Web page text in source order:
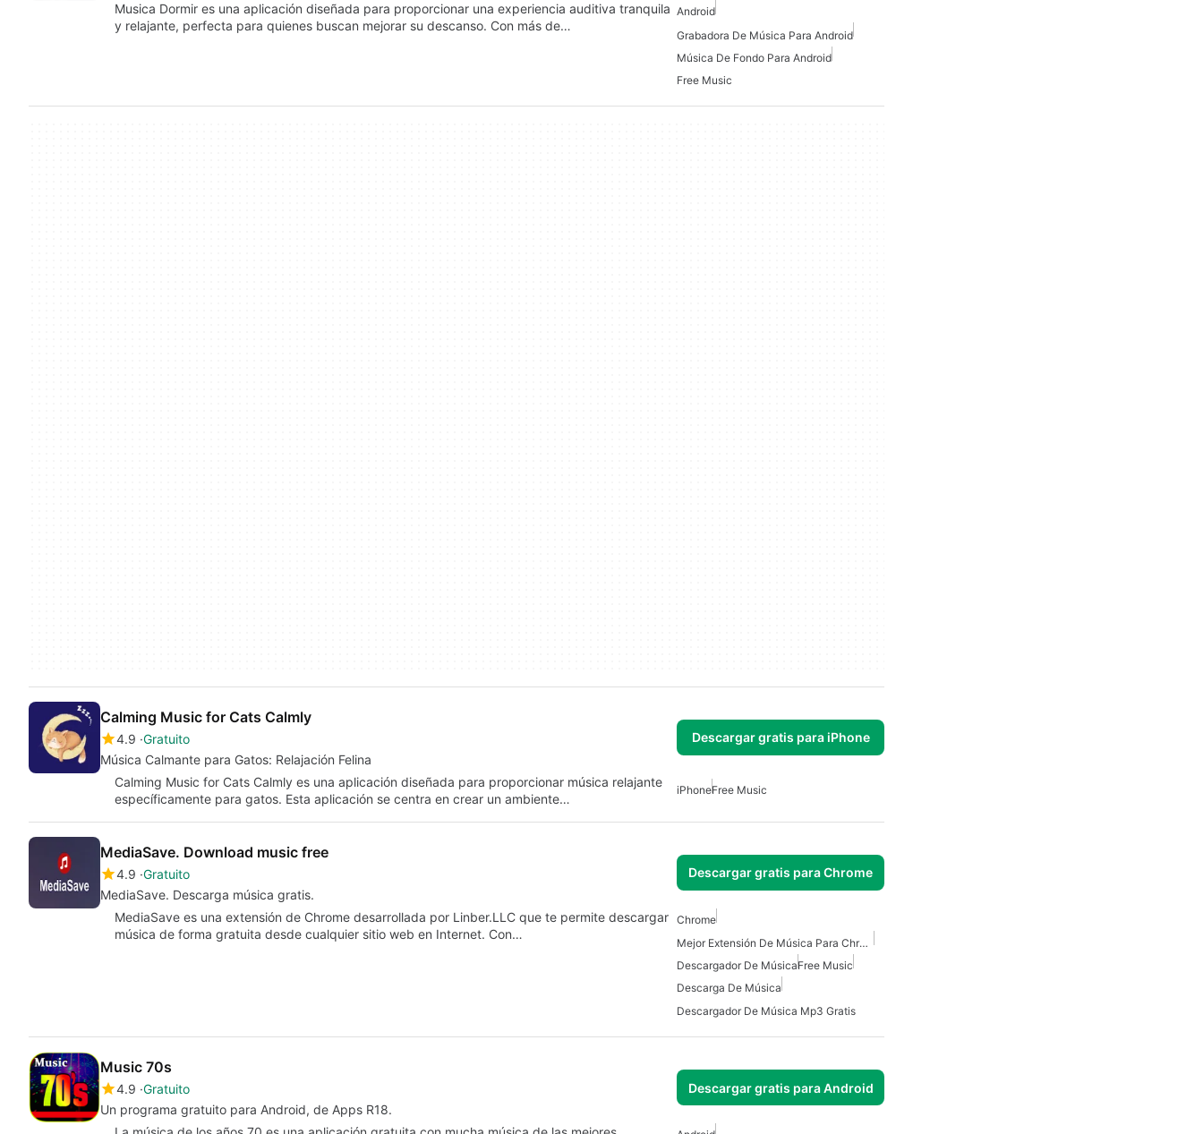
Musica Dormir es una aplicación diseñada para proporcionar una experiencia auditiva tranquila
y relajante, perfecta para quienes buscan mejorar su descanso. Con más de…
Android
Grabadora De Música Para Android
Música De Fondo Para Android
Free Music
Calming Music for Cats Calmly
4.9 Gratuito
Música Calmante para Gatos: Relajación Felina
Descargar gratis para iPhone
Calming Music for Cats Calmly es una aplicación diseñada para proporcionar música relajante
específicamente para gatos. Esta aplicación se centra en crear un ambiente…
iPhoneFree Music
MediaSave. Download music free
4.9 Gratuito
MediaSave. Descarga música gratis.
Descargar gratis para Chrome
MediaSave es una extensión de Chrome desarrollada por Linber.LLC que te permite descargar
música de forma gratuita desde cualquier sitio web en Internet. Con…
Chrome
Mejor Extensión De Música Para Chrome
Descargador De MúsicaFree Music
Descarga De Música
Descargador De Música Mp3 Gratis
Music 70s
4.9 Gratuito
Un programa gratuito para Android, de Apps R18.
Descargar gratis para Android